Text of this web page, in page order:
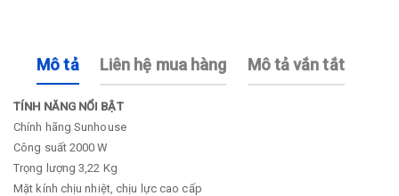
Mô tả Liên hệ mua hàng Mô tả vắn tắt
TÍNH NĂNG NỔI BẬT
Chính hãng Sunhouse
Công suất 2000 W
Trọng lượng 3,22 Kg
Mặt kính chịu nhiệt, chịu lực cao cấp